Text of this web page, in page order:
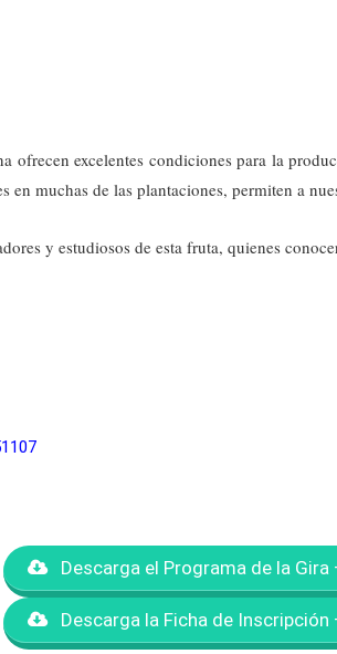
ofrecen excelentes condiciones para la
en muchas de las plantaciones, permiten a
y estudiosos de esta fruta, quienes
Descarga el Programa de la Gira
Descarga la Ficha de Inscripción